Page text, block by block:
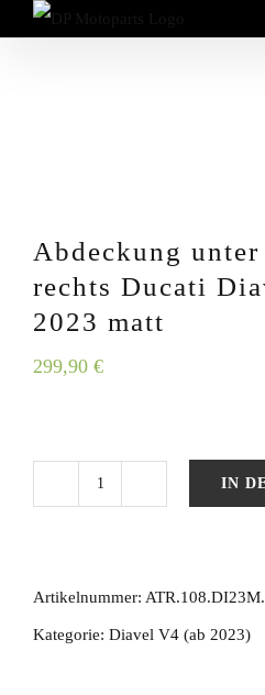
Abdeckung unter
rechts Ducati
2023 matt
299,90 €
IN
Artikelnummer:
Kategorie: Diavel V4 (ab 2023)